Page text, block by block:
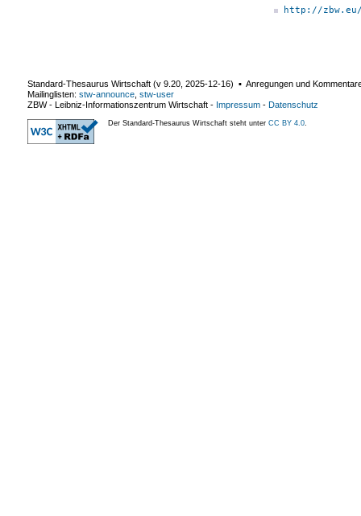
http://
Standard-Thesaurus Wirtschaft (v 9.20 2025-12-16) ▪ Anregungen und
Mailinglisten: stw-announce stw-user
ZBW - Leibniz-Informationszentrum Wirtschaft - Impressum - Datenschutz
Der Standard-Thesaurus Wirtschaft steht unter CC BY 4.0